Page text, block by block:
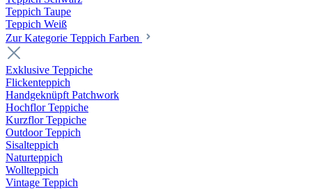
Teppich Taupe
Teppich Weiß
Zur Kategorie Teppich Farben
Exklusive Teppiche
Flickenteppich
Handgeknüpft Patchwork
Hochflor Teppiche
Kurzflor Teppiche
Outdoor Teppich
Sisalteppich
Naturteppich
Wollteppich
Vintage Teppich